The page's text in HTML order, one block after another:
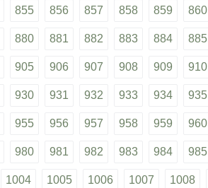
855 856 857 858 859 860
880 881 882 883 884 885
905 906 907 908 909 910
930 931 932 933 934 935
955 956 957 958 959 960
980 981 982 983 984 985
1004 1005 1006 1007 1008